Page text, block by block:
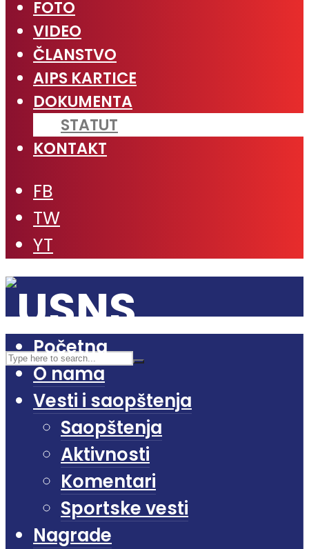
FOTO
VIDEO
ČLANSTVO
AIPS KARTICE
DOKUMENTA
STATUT
KONTAKT
FB
TW
YT
Početna
O nama
Vesti i saopštenja
Saopštenja
Aktivnosti
Komentari
Sportske vesti
Nagrade